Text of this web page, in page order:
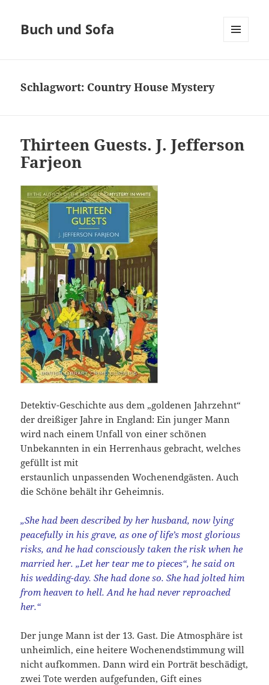
Buch und Sofa
Schlagwort: Country House Mystery
Thirteen Guests. J. Jefferson
Farjeon
Detektiv-Geschichte aus dem „goldenen Jahrzehnt“
der dreißiger Jahre in England: Ein junger Mann
wird nach einem Unfall von einer schönen
Unbekannten in ein Herrenhaus gebracht, welches
gefüllt ist mit
erstaunlich unpassenden Wochenendgästen. Auch
die Schöne behält ihr Geheimnis.
„She had been described by her husband, now lying
peacefully in his grave, as one of life’s most glorious
risks, and he had consciously taken the risk when he
married her. „Let her tear me to pieces“, he said on
his wedding-day. She had done so. She had jolted him
from heaven to hell. And he had never reproached
her.“
Der junge Mann ist der 13. Gast. Die Atmosphäre ist
unheimlich, eine heitere Wochenendstimmung will
nicht aufkommen. Dann wird ein Porträt beschädigt,
zwei Tote werden aufgefunden, Gift eines